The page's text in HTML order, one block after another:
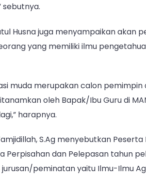
sebutnya.
Husna juga menyampaikan akan
yang memiliki ilmu
muda merupakan calon
oleh Bapak/Ibu Guru di
harapnya.
S.Ag menyebutkan Peserta
Perpisahan dan Pelepasan tahun
peminatan yaitu Ilmu-Ilmu